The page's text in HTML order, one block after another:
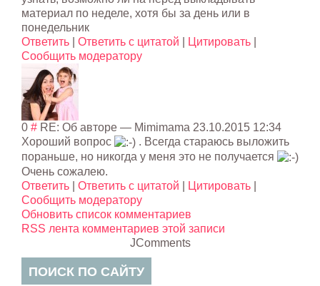
материал по неделе, хотя бы за день или в
понедельник
Ответить
Ответить с цитатой Цитировать
Сообщить модератору
0 # RE: Об авторе — Mimimama 23.10.2015 12:34
Хороший вопрос
. Всегда стараюсь выложить
пораньше, но никогда у меня это не получается
Очень сожалею.
Ответить
Ответить с цитатой Цитировать
Сообщить модератору
Обновить список комментариев
RSS лента комментариев этой записи
JComments
ПОИСК ПО САЙТУ